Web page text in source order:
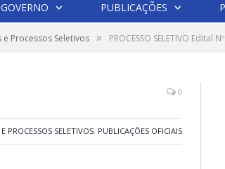
PUBLICAÇÕES
Processos Seletivos » PROCESSO SELETIVO Edital
0
PROCESSOS SELETIVOS, PUBLICAÇÕES OFICIAIS